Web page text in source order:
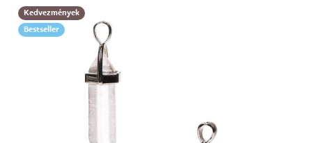
5-
ből
0,0
csillag.
Kedvezmények
Bestseller